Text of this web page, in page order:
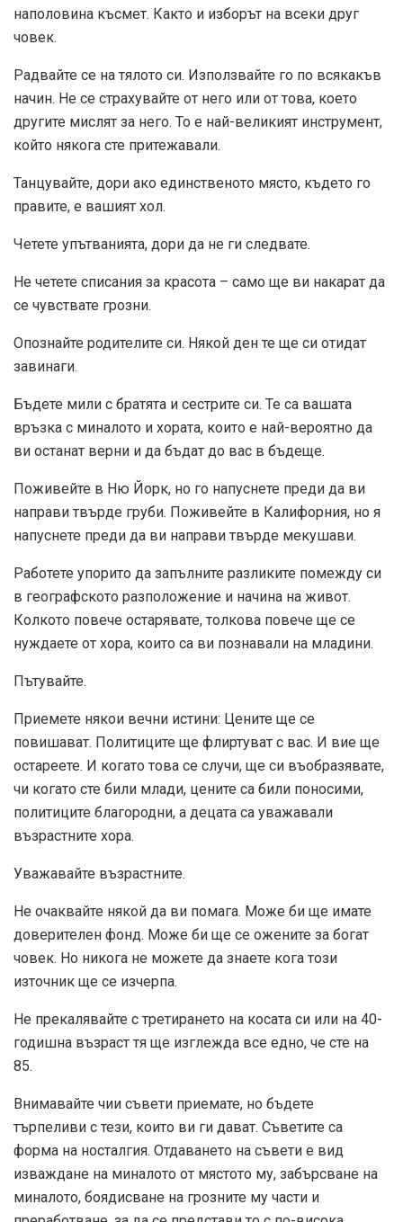
наполовина късмет. Както и изборът на всеки друг
човек.
Радвайте се на тялото си. Използвайте го по всякакъв
начин. Не се страхувайте от него или от това, което
другите мислят за него. То е най-великият инструмент,
който някога сте притежавали.
Танцувайте, дори ако единственото място, където го
правите, е вашият хол.
Четете упътванията, дори да не ги следвате.
Не четете списания за красота – само ще ви накарат да
се чувствате грозни.
Опознайте родителите си. Някой ден те ще си отидат
завинаги.
Бъдете мили с братята и сестрите си. Те са вашата
връзка с миналото и хората, които е най-вероятно да
ви останат верни и да бъдат до вас в бъдеще.
Поживейте в Ню Йорк, но го напуснете преди да ви
направи твърде груби. Поживейте в Калифорния, но я
напуснете преди да ви направи твърде мекушави.
Работете упорито да запълните разликите помежду си
в географското разположение и начина на живот.
Колкото повече остарявате, толкова повече ще се
нуждаете от хора, които са ви познавали на младини.
Пътувайте.
Приемете някои вечни истини: Цените ще се
повишават. Политиците ще флиртуват с вас. И вие ще
остареете. И когато това се случи, ще си въобразявате,
чи когато сте били млади, цените са били поносими,
политиците благородни, а децата са уважавали
възрастните хора.
Уважавайте възрастните.
Не очаквайте някой да ви помага. Може би ще имате
доверителен фонд. Може би ще се ожените за богат
човек. Но никога не можете да знаете кога този
източник ще се изчерпа.
Не прекалявайте с третирането на косата си или на 40-
годишна възраст тя ще изглежда все едно, че сте на
85.
Внимавайте чии съвети приемате, но бъдете
търпеливи с тези, които ви ги дават. Съветите са
форма на носталгия. Отдаването на съвети е вид
изваждане на миналото от мястото му, забърсване на
миналото, боядисване на грозните му части и